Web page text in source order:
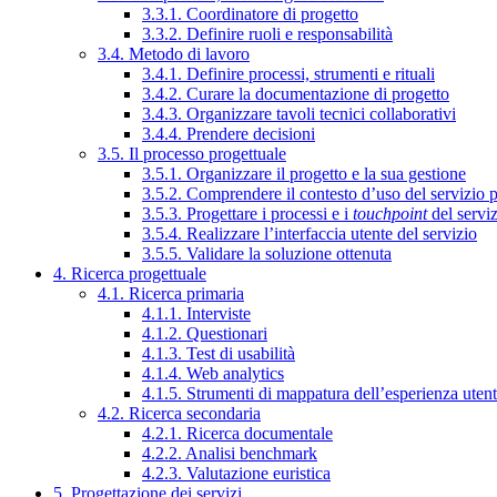
3.3.1. Coordinatore di progetto
3.3.2. Definire ruoli e responsabilità
3.4. Metodo di lavoro
3.4.1. Definire processi, strumenti e rituali
3.4.2. Curare la documentazione di progetto
3.4.3. Organizzare tavoli tecnici collaborativi
3.4.4. Prendere decisioni
3.5. Il processo progettuale
3.5.1. Organizzare il progetto e la sua gestione
3.5.2. Comprendere il contesto d’uso del servizio
3.5.3. Progettare i processi e i touchpointdel
3.5.4. Realizzare l’interfaccia utente del servizio
3.5.5. Validare la soluzione ottenuta
4. Ricerca progettuale
4.1. Ricerca primaria
4.1.1. Interviste
4.1.2. Questionari
4.1.3. Test di usabilità
4.1.4. Web analytics
4.1.5. Strumenti di mappatura dell’esperienza
4.2. Ricerca secondaria
4.2.1. Ricerca documentale
4.2.2. Analisi benchmark
4.2.3. Valutazione euristica
5. Progettazione dei servizi